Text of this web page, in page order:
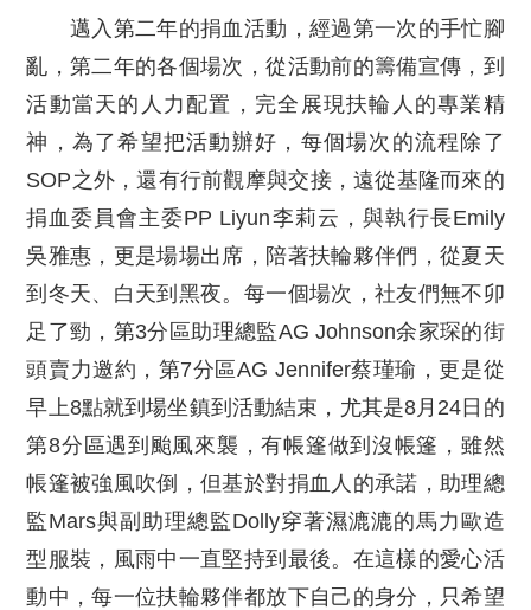
邁入第二年的捐血活動，經過第一次的手忙腳
亂，第二年的各個場次，從活動前的籌備宣傳，到
活動當天的人力配置，完全展現扶輪人的專業精
神，為了希望把活動辦好，每個場次的流程除了
SOP之外，還有行前觀摩與交接，遠從基隆而來的
捐血委員會主委PP Liyun李莉云，與執行長Emily
吳雅惠，更是場場出席，陪著扶輪夥伴們，從夏天
到冬天、白天到黑夜。每一個場次，社友們無不卯
足了勁，第3分區助理總監AG Johnson余家琛的街
頭賣力邀約，第7分區AG Jennifer蔡瑾瑜，更是從
早上8點就到場坐鎮到活動結束，尤其是8月24日的
第8分區遇到颱風來襲，有帳篷做到沒帳篷，雖然
帳篷被強風吹倒，但基於對捐血人的承諾，助理總
監Mars與副助理總監Dolly穿著濕漉漉的馬力歐造
型服裝，風雨中一直堅持到最後。在這樣的愛心活
動中，每一位扶輪夥伴都放下自己的身分，只希望